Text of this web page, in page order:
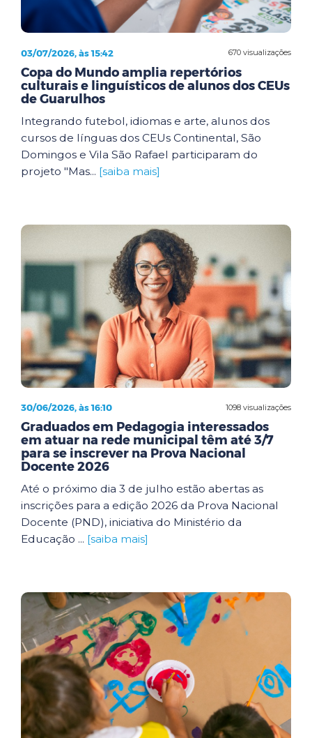
670 visualizações
03/07/2026, às 15:42
Copa do Mundo amplia repertórios
culturais e linguísticos de alunos dos CEUs
de Guarulhos
Integrando futebol, idiomas e arte, alunos dos
cursos de línguas dos CEUs Continental, São
Domingos e Vila São Rafael participaram do
projeto "Mas... [saiba mais]
1098 visualizações
30/06/2026, às 16:10
Graduados em Pedagogia interessados
em atuar na rede municipal têm até 3/7
para se inscrever na Prova Nacional
Docente 2026
Até o próximo dia 3 de julho estão abertas as
inscrições para a edição 2026 da Prova Nacional
Docente (PND), iniciativa do Ministério da
Educação ... [saiba mais]